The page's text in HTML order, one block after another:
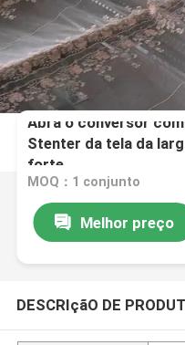
Abra o conversor
Stenter da tela da
forte
MOQ：1 conjunto
Melhor preço
DESCRIçãO DE